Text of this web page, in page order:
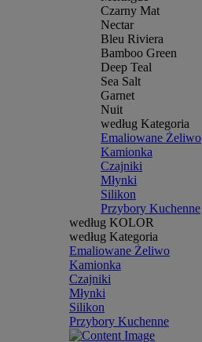
Czarny Mat
Nectar
Bleu Riviera
Bamboo Green
Deep Teal
Sea Salt
Garnet
Nuit
według Kategoria
Emaliowane Żeliwo
Kamionka
Czajniki
Młynki
Silikon
Przybory Kuchenne
według KOLOR
według Kategoria
Emaliowane Żeliwo
Kamionka
Czajniki
Młynki
Silikon
Przybory Kuchenne